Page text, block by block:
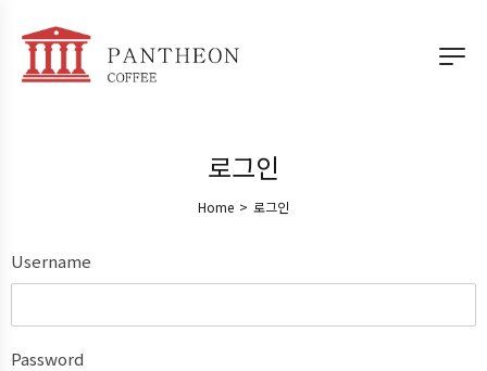
로그인
Home > 로그인
Username
Password